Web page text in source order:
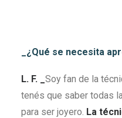
_¿Qué se necesita
L. F. _ Soy fan de la
tenés que saber todas
para ser joyero. La